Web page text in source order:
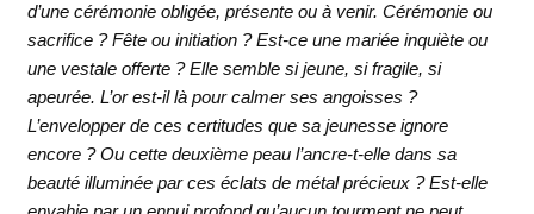
d’une cérémonie obligée, présente ou à venir. Cérémonie ou
sacrifice ? Fête ou initiation ? Est-ce une mariée inquiète ou
une vestale offerte ? Elle semble si jeune, si fragile, si
apeurée. L’or est-il là pour calmer ses angoisses ?
L’envelopper de ces certitudes que sa jeunesse ignore
encore ? Ou cette deuxième peau l’ancre-t-elle dans sa
beauté illuminée par ces éclats de métal précieux ? Est-elle